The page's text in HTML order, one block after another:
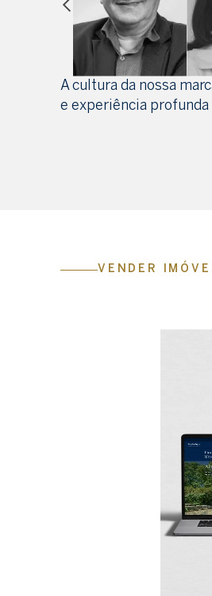
A cultura da nossa
e experiência profunda
VENDER